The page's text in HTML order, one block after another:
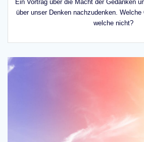
Ein Vortrag über die Macht der Gedanken
über unser Denken nachzudenken. Welche
welche nicht?